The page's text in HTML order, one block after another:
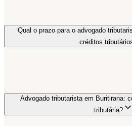
Qual o prazo para o advogado
créditos
Advogado tributarista em Buritirana:
tributária?